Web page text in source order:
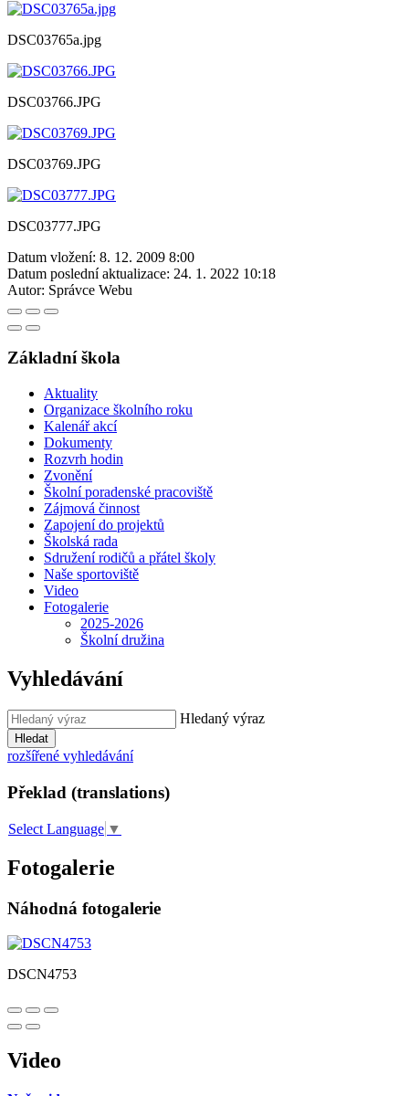
DSC03765a.jpg
DSC03766.JPG
DSC03769.JPG
DSC03777.JPG
Datum vložení: 8. 12. 2009 8:00
Datum poslední aktualizace: 24. 1. 2022 10:18
Autor: Správce Webu
Základní škola
Aktuality
Organizace školního roku
Kalenář akcí
Dokumenty
Rozvrh hodin
Zvonění
Školní poradenské pracoviště
Zájmová činnost
Zapojení do projektů
Školská rada
Sdružení rodičů a přátel školy
Naše sportoviště
Video
Fotogalerie
2025-2026
Školní družina
Vyhledávání
Hledaný výraz
Hledat
rozšířené vyhledávání
Překlad (translations)
Select Language ▼
Fotogalerie
Náhodná fotogalerie
DSCN4753
Video